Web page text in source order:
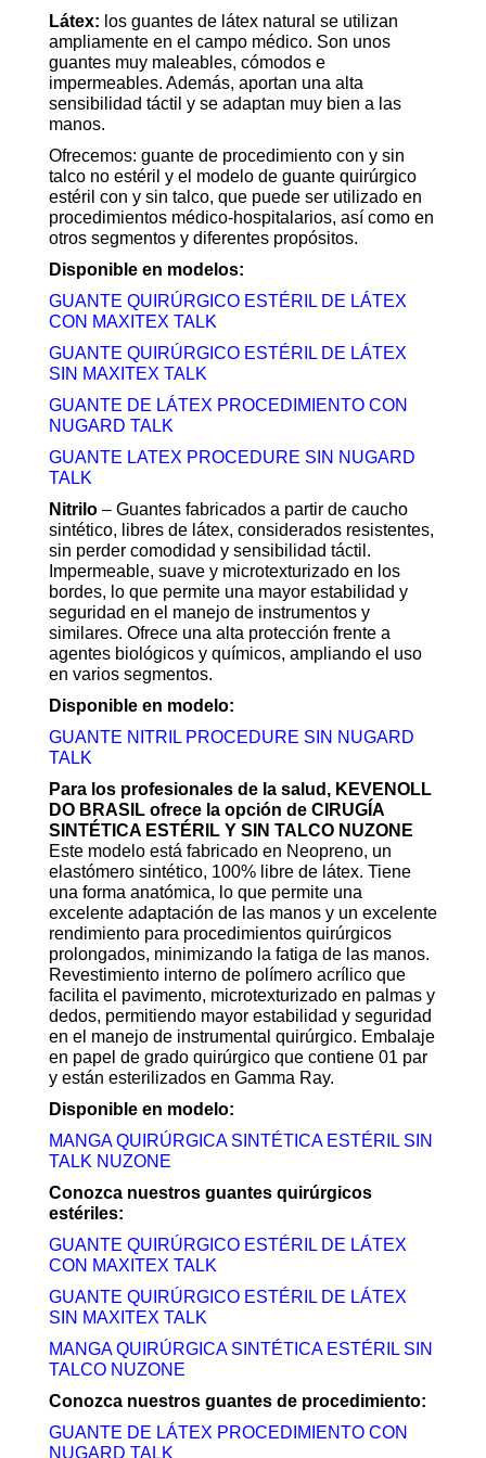
Látex: los guantes de látex natural se utilizan
ampliamente en el campo médico. Son unos
guantes muy maleables, cómodos e
impermeables. Además, aportan una alta
sensibilidad táctil y se adaptan muy bien a las
manos.
Ofrecemos: guante de procedimiento con y sin
talco no estéril y el modelo de guante quirúrgico
estéril con y sin talco, que puede ser utilizado en
procedimientos médico-hospitalarios, así como en
otros segmentos y diferentes propósitos.
Disponible en modelos:
GUANTE QUIRÚRGICO ESTÉRIL DE LÁTEX
CON MAXITEX TALK
GUANTE QUIRÚRGICO ESTÉRIL DE LÁTEX
SIN MAXITEX TALK
GUANTE DE LÁTEX PROCEDIMIENTO CON
NUGARD TALK
GUANTE LATEX PROCEDURE SIN NUGARD
TALK
Nitrilo– Guantes fabricados a partir de caucho
sintético, libres de látex, considerados resistentes,
sin perder comodidad y sensibilidad táctil.
Impermeable, suave y microtexturizado en los
bordes, lo que permite una mayor estabilidad y
seguridad en el manejo de instrumentos y
similares. Ofrece una alta protección frente a
agentes biológicos y químicos, ampliando el uso
en varios segmentos.
Disponible en modelo:
GUANTE NITRIL PROCEDURE SIN NUGARD
TALK
Para los profesionales de la salud, KEVENOLL
DO BRASIL ofrece la opción de CIRUGÍA
SINTÉTICA ESTÉRIL Y SIN TALCO NUZONE
Este modelo está fabricado en Neopreno, un
elastómero sintético, 100% libre de látex. Tiene
una forma anatómica, lo que permite una
excelente adaptación de las manos y un excelente
rendimiento para procedimientos quirúrgicos
prolongados, minimizando la fatiga de las manos.
Revestimiento interno de polímero acrílico que
facilita el pavimento, microtexturizado en palmas y
dedos, permitiendo mayor estabilidad y seguridad
en el manejo de instrumental quirúrgico. Embalaje
en papel de grado quirúrgico que contiene 01 par
y están esterilizados en Gamma Ray.
Disponible en modelo:
MANGA QUIRÚRGICA SINTÉTICA ESTÉRIL SIN
TALK NUZONE
Conozca nuestros guantes quirúrgicos
estériles:
GUANTE QUIRÚRGICO ESTÉRIL DE LÁTEX
CON MAXITEX TALK
GUANTE QUIRÚRGICO ESTÉRIL DE LÁTEX
SIN MAXITEX TALK
MANGA QUIRÚRGICA SINTÉTICA ESTÉRIL SIN
TALCO NUZONE
Conozca nuestros guantes de procedimiento:
GUANTE DE LÁTEX PROCEDIMIENTO CON
NUGARD TALK